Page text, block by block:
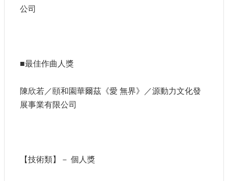
公司
■最佳作曲人獎
陳欣若／頤和園華爾茲《愛 無界》／源動力文化發
展事業有限公司
【技術類】－ 個人獎